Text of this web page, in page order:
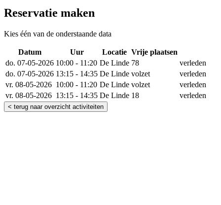
Reservatie maken
Kies één van de onderstaande data
Datum Uur Locatie Vrije plaatsen
do. 07-05-2026 10:00 - 11:20 De Linde 78
verleden
do. 07-05-2026 13:15 - 14:35 De Linde volzet
verleden
vr. 08-05-2026 10:00 - 11:20 De Linde volzet
verleden
vr. 08-05-2026 13:15 - 14:35 De Linde 18 verleden
< terug naar overzicht activiteiten